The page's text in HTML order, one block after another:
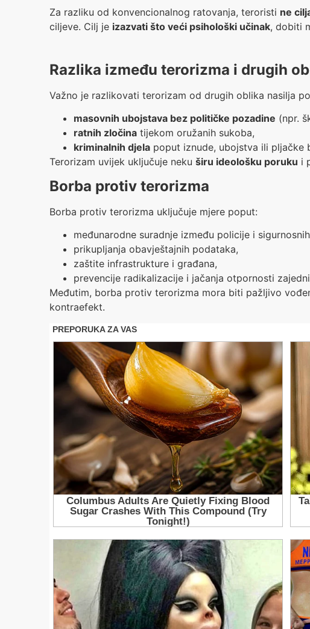
Za razliku od konvencionalnog ratovanja, teroristi ne
ciljeve. Cilj je izazvati što veći psihološki učinak, dobiti
Razlika između terorizma i drugih
Važno je razlikovati terorizam od drugih oblika nasilja
masovnih ubojstava bez političke pozadine (npr.
ratnih zločina tijekom oružanih sukoba,
kriminalnih djela poput iznude, ubojstva ili pljačke
Terorizam uvijek uključuje neku širu ideološku poruku i
Borba protiv terorizma
Borba protiv terorizma uključuje mjere poput:
međunarodne suradnje između policije i
prikupljanja obavještajnih podataka,
zaštite infrastrukture i građana,
prevencije radikalizacije i jačanja otpornosti
Međutim, borba protiv terorizma mora biti pažljivo
kontraefekt.